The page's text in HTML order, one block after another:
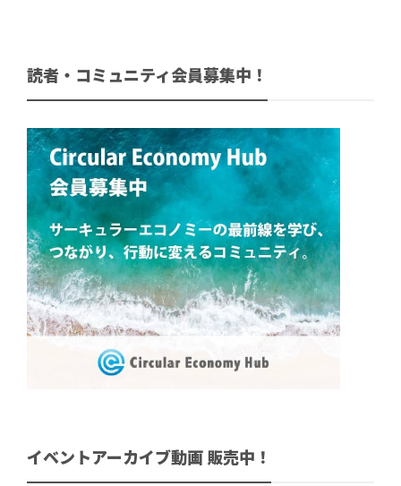
読者・コミュニティ会員募集中！
イベントアーカイブ動画 販売中！